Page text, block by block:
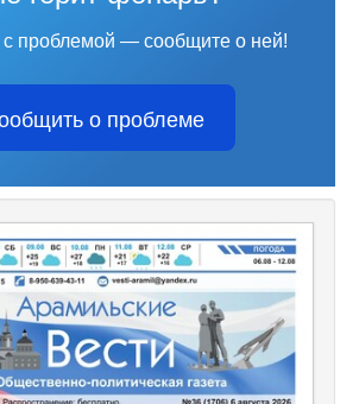
с проблемой — сообщите о ней!
о проблеме